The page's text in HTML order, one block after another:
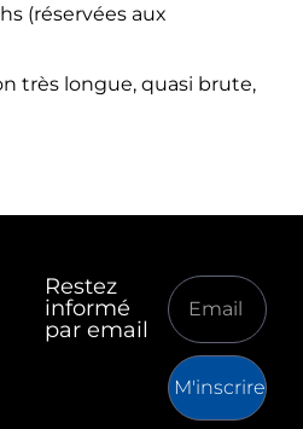
(réservées aux
très longue, quasi brute,
Restez
informé
par email
M'inscrire